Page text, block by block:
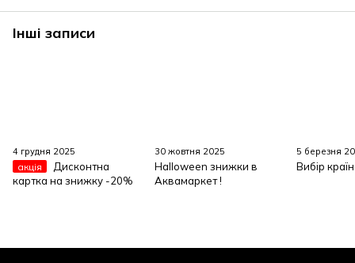
Інші записи
4 грудня 2025
акція
Дисконтна
картка на знижку -20%
30 жовтня 2025
Halloween знижки в
Аквамаркет !
5 березня
Вибір